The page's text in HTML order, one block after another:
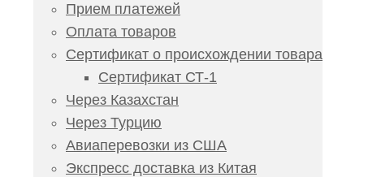
Прием платежей
Оплата товаров
Сертификат о происхождении товара
Сертификат СТ-1
Через Казахстан
Через Турцию
Авиаперевозки из США
Экспресс доставка из Китая